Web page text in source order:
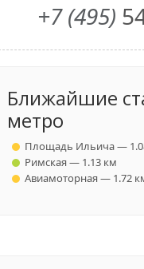
+7 (495)
Ближайшие
метро
Площадь Ильича —
Римская — 1.13 км
Авиамоторная — 1.72